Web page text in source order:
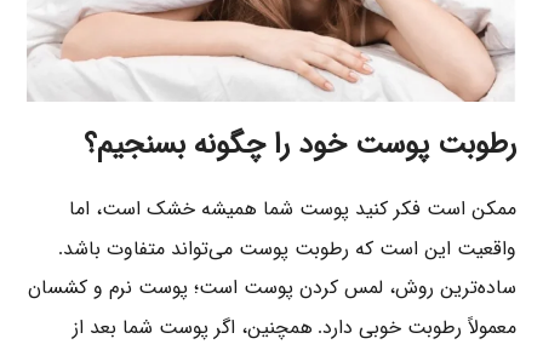
رطوبت پوست خود را چگونه بسنجیم؟
ممکن است فکر کنید پوست شما همیشه خشک است، اما
واقعیت این است که رطوبت پوست می‌تواند متفاوت باشد.
ساده‌ترین روش، لمس کردن پوست است؛ پوست نرم و کشسان
معمولاً رطوبت خوبی دارد. همچنین، اگر پوست شما بعد از